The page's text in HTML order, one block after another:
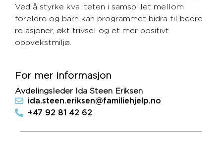
Ved å styrke kvaliteten i samspillet mellom
foreldre og barn kan programmet bidra til bedre
relasjoner, økt trivsel og et mer positivt
oppvekstmiljø.
For mer informasjon
Avdelingsleder Ida Steen Eriksen
ida.steen.eriksen@familiehjelp.no
+47 92 81 42 62